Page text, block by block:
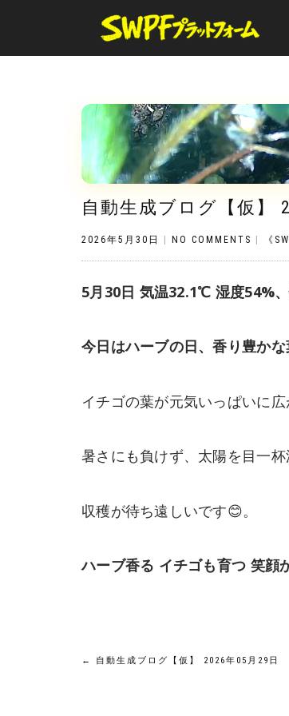
自動生成ブログ【仮】
2026年5月30日 NO COMMENTS 《
5月30日 気温32.1℃ 湿度54%、
今日はハーブの日、香り豊かな
イチゴの葉が元気いっぱいに広
暑さにも負けず、太陽を目一
収穫が待ち遠しいです😊。
ハーブ香る イチゴも育つ 笑顔
投
← 自動生成ブログ【仮】 2026年05月29日